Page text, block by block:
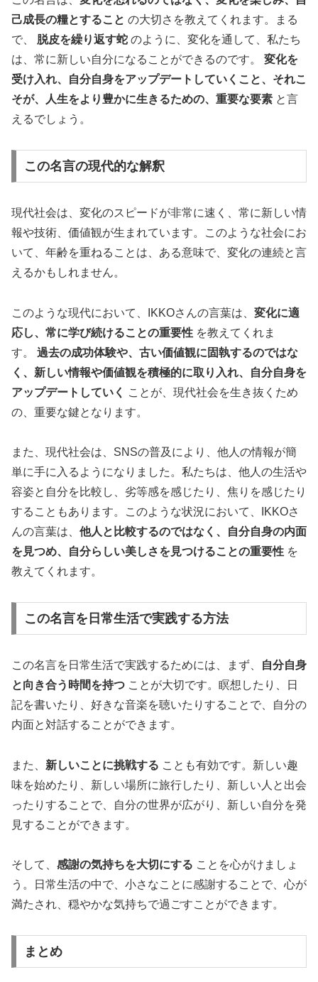
己成長の糧とすること の大切さを教えてくれます。まる
で、 脱皮を繰り返す蛇 のように、変化を通して、私たち
は、常に新しい自分になることができるのです。 変化を
受け入れ、自分自身をアップデートしていくこと、それこ
そが、人生をより豊かに生きるための、重要な要素 と言
えるでしょう。
この名言の現代的な解釈
現代社会は、変化のスピードが非常に速く、常に新しい情
報や技術、価値観が生まれています。このような社会にお
いて、年齢を重ねることは、ある意味で、変化の連続と言
えるかもしれません。
このような現代において、IKKOさんの言葉は、 変化に適
応し、常に学び続けることの重要性 を教えてくれま
す。 過去の成功体験や、古い価値観に固執するのではな
く、新しい情報や価値観を積極的に取り入れ、自分自身を
アップデートしていく
ことが、現代社会を生き抜くため
の、重要な鍵となります。
また、現代社会は、SNSの普及により、他人の情報が簡
単に手に入るようになりました。私たちは、他人の生活や
容姿と自分を比較し、劣等感を感じたり、焦りを感じたり
することもあります。このような状況において、IKKOさ
んの言葉は、 他人と比較するのではなく、自分自身の内面
を見つめ、自分らしい美しさを見つけることの重要性 を
教えてくれます。
この名言を日常生活で実践する方法
この名言を日常生活で実践するためには、まず、
自分自身
と向き合う時間を持つ ことが大切です。瞑想したり、日
記を書いたり、好きな音楽を聴いたりすることで、自分の
内面と対話することができます。
また、 新しいことに挑戦する ことも有効です。新しい趣
味を始めたり、新しい場所に旅行したり、新しい人と出会
ったりすることで、自分の世界が広がり、新しい自分を発
見することができます。
そして、 感謝の気持ちを大切にする ことを心がけましょ
う。日常生活の中で、小さなことに感謝することで、心が
満たされ、穏やかな気持ちで過ごすことができます。
まとめ